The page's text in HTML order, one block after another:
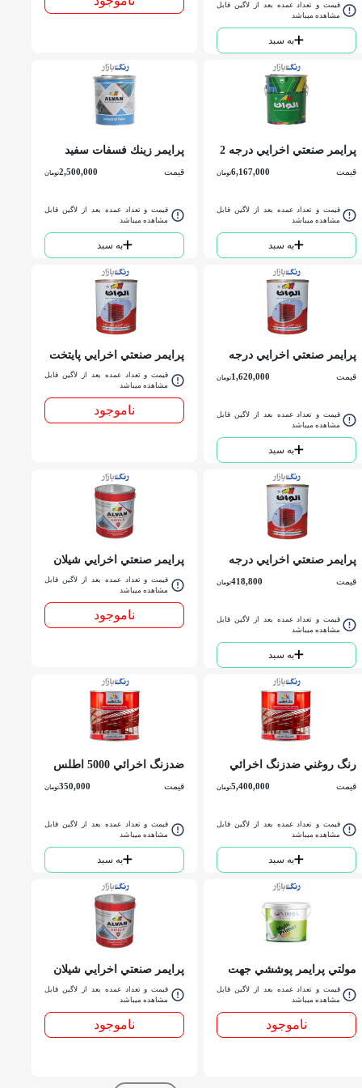
قیمت و تعداد عمده بعد از لاگین قابل
مشاهده میباشد
به سبد
پرايمر صنعتي اخرايي درجه 2
قیمت 6,167,000تومان
قیمت و تعداد عمده بعد از لاگین قابل
مشاهده میباشد
به سبد
پرايمر زينك فسفات سفيد
قیمت 2,500,000تومان
قیمت و تعداد عمده بعد از لاگین قابل
مشاهده میباشد
به سبد
پرايمر صنعتي اخرايي درجه
قیمت 1,620,000تومان
قیمت و تعداد عمده بعد از لاگین قابل
مشاهده میباشد
به سبد
پرايمر صنعتي اخرايي پايتخت
الوان گالن
قیمت و تعداد عمده بعد از لاگین قابل
مشاهده میباشد
ناموجود
پرايمر صنعتي اخرايي درجه
قیمت 418,800تومان
قیمت و تعداد عمده بعد از لاگین قابل
مشاهده میباشد
به سبد
پرايمر صنعتي اخرايي شيلان
الوان حلب
قیمت و تعداد عمده بعد از لاگین قابل
مشاهده میباشد
ناموجود
رنگ روغني ضدزنگ اخرائي
قیمت 5,400,000تومان
قیمت و تعداد عمده بعد از لاگین قابل
مشاهده میباشد
به سبد
ضدزنگ اخرائي 5000 اطلس
قیمت 350,000تومان
قیمت و تعداد عمده بعد از لاگین قابل
مشاهده میباشد
به سبد
مولتي پرايمر پوششي جهت
زيركار پلاستيك و اكريليك
داخلي ساندورا کد 607 گالن
قیمت و تعداد عمده بعد از لاگین قابل
مشاهده میباشد
ناموجود
پرايمر صنعتي اخرايي شيلان
الوان گالن
قیمت و تعداد عمده بعد از لاگین قابل
مشاهده میباشد
ناموجود